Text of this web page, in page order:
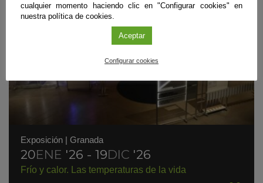
Exposición | Granada
20ENE '26 - 19DIC '26
Frío y calor. Las temperaturas de la vida
cualquier momento haciendo clic en "Configurar cookies" en
nuestra política de cookies.
Aceptar
Configurar cookies